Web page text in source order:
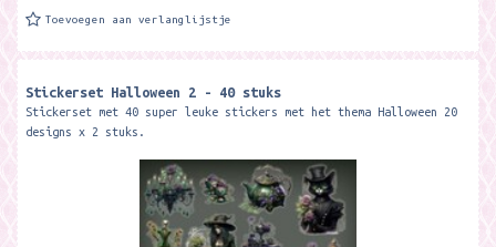
Toevoegen aan verlanglijstje
Stickerset Halloween 2 - 40 stuks
Stickerset met 40 super leuke stickers met het thema Halloween 20
designs x 2 stuks.